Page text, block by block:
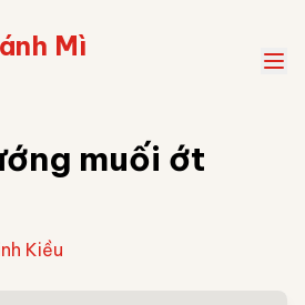
Mì
muối ớt
Kiều